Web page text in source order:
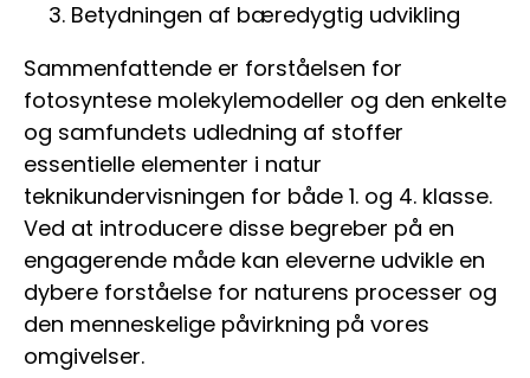
Betydningen af bæredygtig udvikling
Sammenfattende er forståelsen for
fotosyntese molekylemodeller og den enkelte
og samfundets udledning af stoffer
essentielle elementer i natur
teknikundervisningen for både 1. og 4. klasse.
Ved at introducere disse begreber på en
engagerende måde kan eleverne udvikle en
dybere forståelse for naturens processer og
den menneskelige påvirkning på vores
omgivelser.